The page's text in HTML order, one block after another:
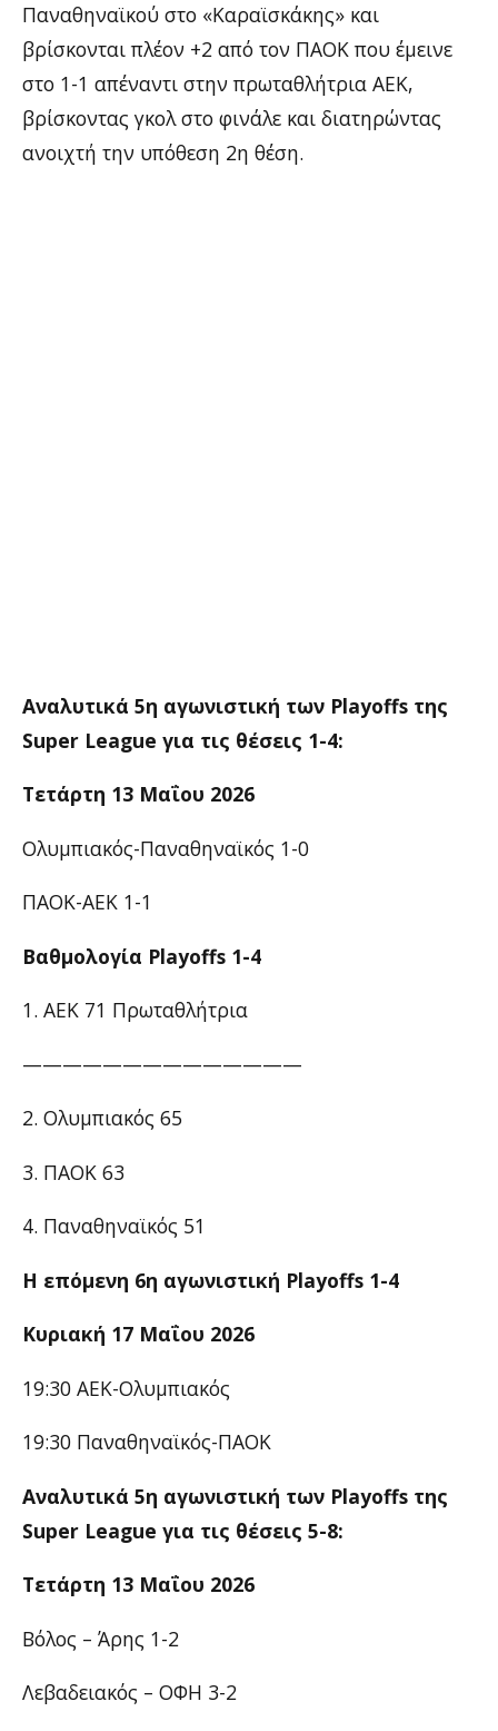
Παναθηναϊκού στο «Καραϊσκάκης» και
βρίσκονται πλέον +2 από τον ΠΑΟΚ που έμεινε
στο 1-1 απέναντι στην πρωταθλήτρια ΑΕΚ,
βρίσκοντας γκολ στο φινάλε και διατηρώντας
ανοιχτή την υπόθεση 2η θέση.
Αναλυτικά 5η αγωνιστική των Playoffs της
Super League για τις θέσεις 1-4:
Τετάρτη 13 Μαΐου 2026
Ολυμπιακός-Παναθηναϊκός 1-0
ΠΑΟΚ-ΑΕΚ 1-1
Βαθμολογία Playoffs 1-4
1. ΑΕΚ 71 Πρωταθλήτρια
——————————————
2. Ολυμπιακός 65
3. ΠΑΟΚ 63
4. Παναθηναϊκός 51
Η επόμενη 6η αγωνιστική Playoffs 1-4
Κυριακή 17 Μαΐου 2026
19:30 ΑΕΚ-Ολυμπιακός
19:30 Παναθηναϊκός-ΠΑΟΚ
Αναλυτικά 5η αγωνιστική των Playoffs της
Super League για τις θέσεις 5-8:
Τετάρτη 13 Μαΐου 2026
Βόλος – Άρης 1-2
Λεβαδειακός – ΟΦΗ 3-2